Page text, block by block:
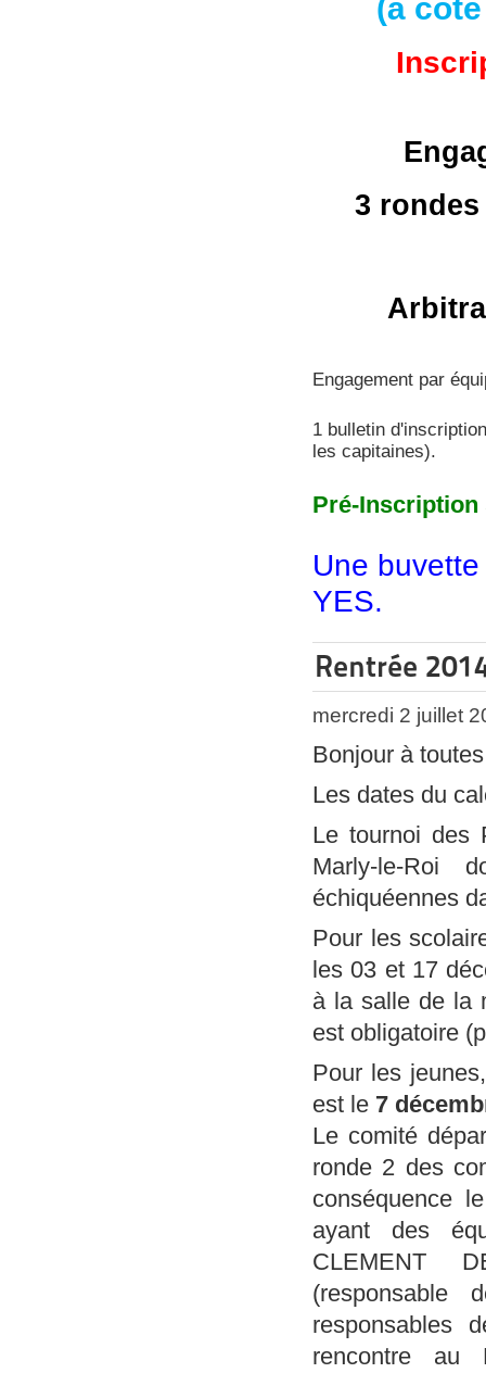
(à
3
Engagement par
1 bulletin
les capitaines).
Pré-
Une
YES.
Rentrée
mercredi 2 juillet
Bonjour à
Les dates du
Le tournoi des
Marly-le-Roi
échiquéennes
Pour les
les 03 et 17
à la salle de la
est obligatoire
Pour les
est le 7
Le comité
ronde 2 des
conséquence
ayant des
CLEMENT
(responsable
responsables
rencontre au